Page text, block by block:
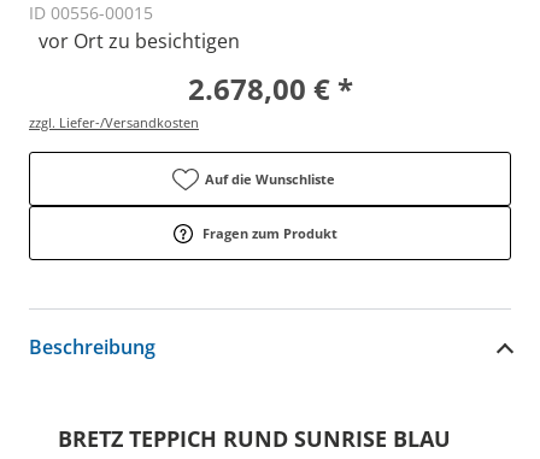
ID 00556-00015
vor Ort zu besichtigen
2.678,00 € *
zzgl. Liefer-/Versandkosten
Auf die Wunschliste
Fragen zum Produkt
Beschreibung
BRETZ TEPPICH RUND SUNRISE BLAU